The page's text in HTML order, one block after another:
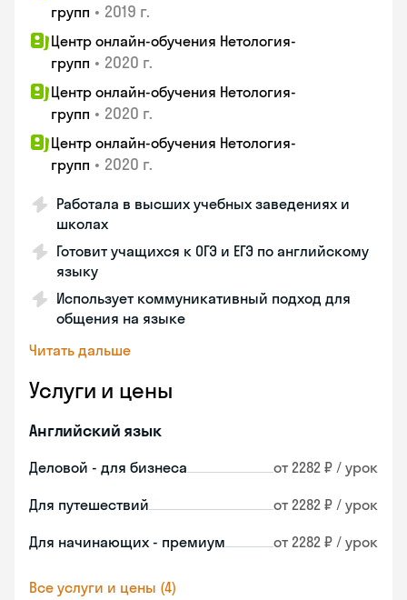
групп • 2019 г.
Центр онлайн-обучения Нетология-
групп • 2020 г.
Центр онлайн-обучения Нетология-
групп • 2020 г.
Центр онлайн-обучения Нетология-
групп • 2020 г.
Работала в высших учебных заведениях и
школах
Готовит учащихся к ОГЭ и ЕГЭ по английскому
языку
Использует коммуникативный подход для
общения на языке
Читать дальше
Услуги и цены
Английский язык
Деловой - для бизнеса от 2282 ₽ / урок
Для путешествий от 2282 ₽ / урок
Для начинающих - премиум от 2282 ₽ / урок
Все услуги и цены (4)